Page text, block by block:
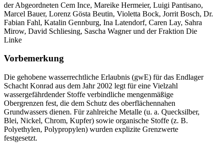
der Abgeordneten Cem Ince, Mareike Hermeier, Luigi Pantisano,
Marcel Bauer, Lorenz Gösta Beutin, Violetta Bock, Jorrit Bosch, Dr.
Fabian Fahl, Katalin Gennburg, Ina Latendorf, Caren Lay, Sahra
Mirow, David Schliesing, Sascha Wagner und der Fraktion Die
Linke
Vorbemerkung
Die gehobene wasserrechtliche Erlaubnis (gwE) für das Endlager
Schacht Konrad aus dem Jahr 2002 legt für eine Vielzahl
wassergefährdender Stoffe verbindliche mengenmäßige
Obergrenzen fest, die dem Schutz des oberflächennahen
Grundwassers dienen. Für zahlreiche Metalle (u. a. Quecksilber,
Blei, Nickel, Chrom, Kupfer) sowie organische Stoffe (z. B.
Polyethylen, Polypropylen) wurden explizite Grenzwerte
festgesetzt.